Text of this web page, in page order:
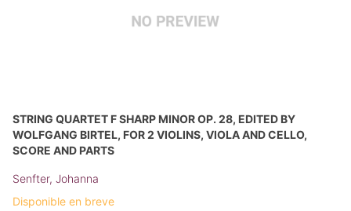
STRING QUARTET F SHARP MINOR OP. 28, EDITED BY
WOLFGANG BIRTEL, FOR 2 VIOLINS, VIOLA AND CELLO,
SCORE AND PARTS
Senfter, Johanna
Disponible en breve